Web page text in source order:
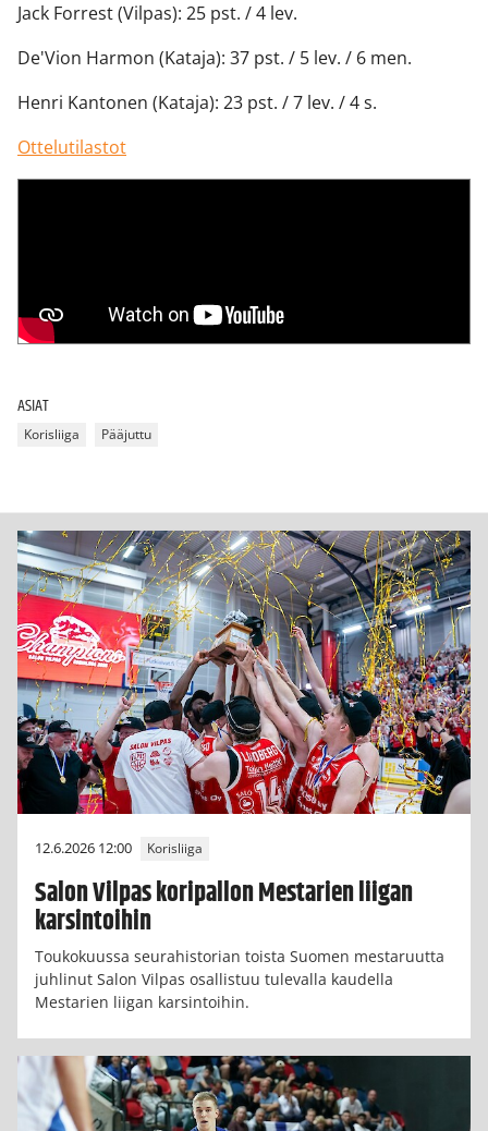
Jack Forrest (Vilpas): 25 pst. / 4 lev.
De'Vion Harmon (Kataja): 37 pst. / 5 lev. / 6 men.
Henri Kantonen (Kataja): 23 pst. / 7 lev. / 4 s.
Ottelutilastot
ASIAT
Korisliiga Pääjuttu
12.6.2026 12:00 Korisliiga
Salon Vilpas koripallon Mestarien liigan
karsintoihin
Toukokuussa seurahistorian toista Suomen mestaruutta
juhlinut Salon Vilpas osallistuu tulevalla kaudella
Mestarien liigan karsintoihin.